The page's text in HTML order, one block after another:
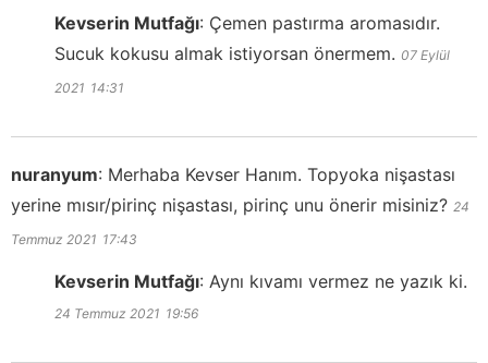
Kevserin Mutfağı: Çemen pastırma aromasıdır.
Sucuk kokusu almak istiyorsan önermem. 07 Eylül
2021 14:31
nuranyum: Merhaba Kevser Hanım. Topyoka nişastası
yerine mısır/pirinç nişastası, pirinç unu önerir misiniz? 24
Temmuz 2021 17:43
Kevserin Mutfağı: Aynı kıvamı vermez ne yazık ki.
24 Temmuz 2021 19:56